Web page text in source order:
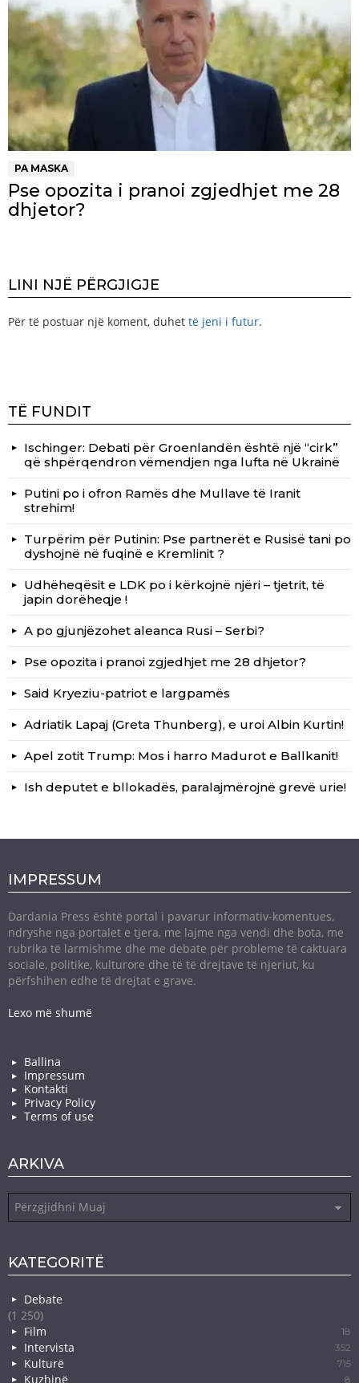
PA MASKA
Pse opozita i pranoi zgjedhjet me 28
dhjetor?
LINI NJË PËRGJIGJE
Për të postuar një koment, duhet të jeni i futur.
TË FUNDIT
Ischinger: Debati për Groenlandën është një “cirk”
që shpërqendron vëmendjen nga lufta në Ukrainë
Putini po i ofron Ramës dhe Mullave të Iranit
strehim!
Turpërim për Putinin: Pse partnerët e Rusisë tani po
dyshojnë në fuqinë e Kremlinit ?
Udhëheqësit e LDK po i kërkojnë njëri – tjetrit, të
japin dorëheqje !
A po gjunjëzohet aleanca Rusi – Serbi?
Pse opozita i pranoi zgjedhjet me 28 dhjetor?
Said Kryeziu-patriot e largpamës
Adriatik Lapaj (Greta Thunberg), e uroi Albin Kurtin!
Apel zotit Trump: Mos i harro Madurot e Ballkanit!
Ish deputet e bllokadës, paralajmërojnë grevë urie!
IMPRESSUM
Dardania Press është portal i pavarur informativ-komentues,
ndryshe nga portalet e tjera, me lajme nga vendi dhe bota, me
rubrika të larmishme dhe me debate për probleme të caktuara
sociale, politike, kulturore dhe të të drejtave të njeriut, ku
përfshihen edhe të drejtat e grave.
Lexo më shumë
Ballina
Impressum
Kontakti
Privacy Policy
Terms of use
ARKIVA
KATEGORITË
Debate
(1 250)
Film
18
Intervista 352
Kulturë 715
Kuzhinë 8